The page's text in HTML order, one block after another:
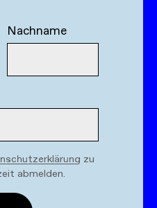
Nachname
zu
abmelden.